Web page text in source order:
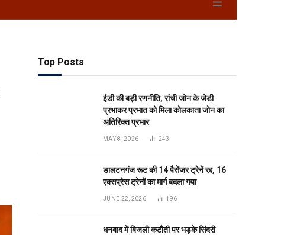
Top Posts
ईडी की बड़ी रणनीति, रांची जोन के जेडी
प्रभाकर प्रभात को मिला कोलकाता जोन का
अतिरिक्त प्रभार
MAY 8, 2026 243
डालटनगंज रूट की 14 पैसेंजर ट्रेनें रद्द, 16
एक्सप्रेस ट्रेनों का मार्ग बदला गया
JUNE 22, 2026 196
धनबाद में बिजली कटौती पर भड़के सिंदरी